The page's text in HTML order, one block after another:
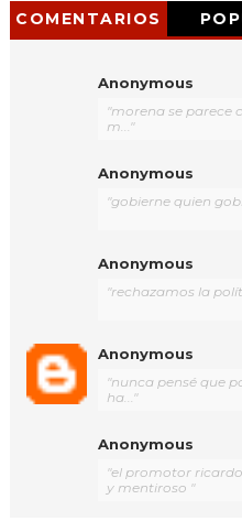
COMENTARIOS
Anonymous
"morena se parece
m..."
Anonymous
"gobierne quien
Anonymous
"rechazamos la
Anonymous
"nunca pensé que
ha..."
Anonymous
"el promotor
y mentiroso "